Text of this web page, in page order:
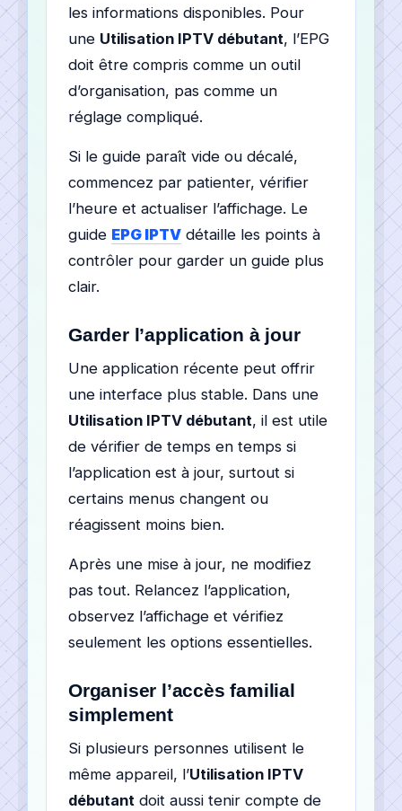
les informations disponibles. Pour
une Utilisation IPTV débutant, l’EPG
doit être compris comme un outil
d’organisation, pas comme un
réglage compliqué.
Si le guide paraît vide ou décalé,
commencez par patienter, vérifier
l’heure et actualiser l’affichage. Le
guide EPG IPTV détaille les points à
contrôler pour garder un guide plus
clair.
Garder l’application à jour
Une application récente peut offrir
une interface plus stable. Dans une
Utilisation IPTV débutant, il est utile
de vérifier de temps en temps si
l’application est à jour, surtout si
certains menus changent ou
réagissent moins bien.
Après une mise à jour, ne modifiez
pas tout. Relancez l’application,
observez l’affichage et vérifiez
seulement les options essentielles.
Organiser l’accès familial
simplement
Si plusieurs personnes utilisent le
même appareil, l’Utilisation IPTV
débutant doit aussi tenir compte de